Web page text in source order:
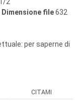
Dimensione file632
per saperne di
CITAMI